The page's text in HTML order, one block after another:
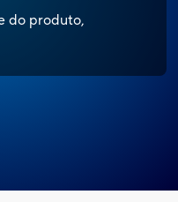
do produto,